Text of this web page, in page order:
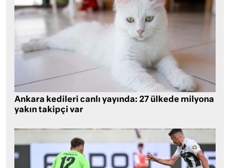
Ankara kedileri canlı yayında: 27 ülkede milyona
yakın takipçi var